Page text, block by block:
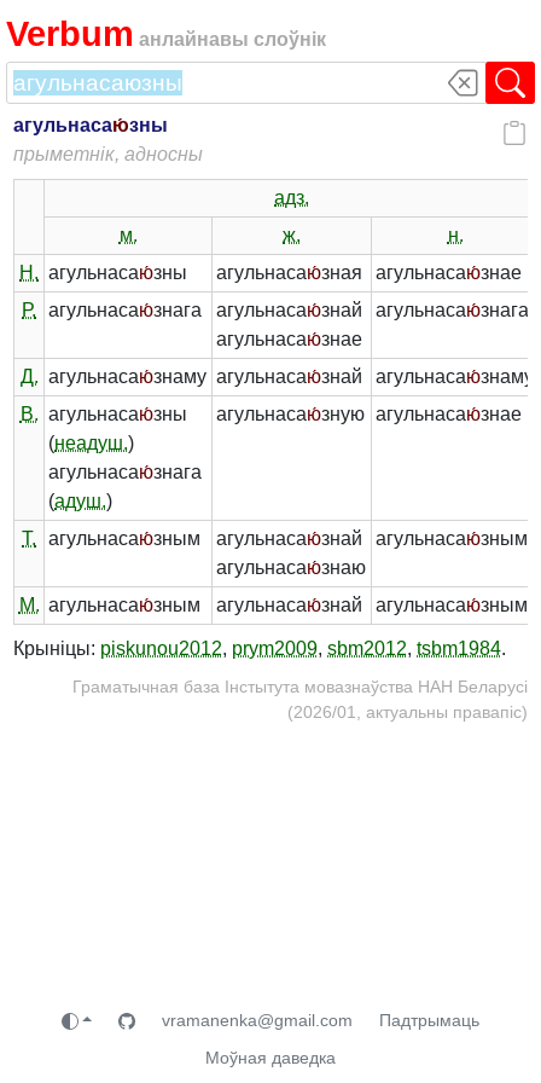
Verbum анлайнавы слоўнік
агульнасаю́зны
прыметнік, адносны
адз.
м.
ж.
н.
Н. агульнасаю́зны агульнасаю́зная агульнасаю́знае
Р.
агульнасаю́знага агульнасаю́знай
агульнасаю́знае
агульнасаю́знага
Д. агульнасаю́знаму агульнасаю́знай агульнасаю́знаму
В. агульнасаю́зны
(неадуш.)
агульнасаю́знага
(адуш.)
агульнасаю́зную агульнасаю́знае
Т. агульнасаю́зным агульнасаю́знай
агульнасаю́знаю
агульнасаю́зным
М. агульнасаю́зным агульнасаю́знай агульнасаю́зным
Крыніцы: piskunou2012, prym2009, sbm2012, tsbm1984.
Граматычная база Інстытута мовазнаўства НАН Беларусі
(2026/01, актуальны правапіс)
vramanenka@gmail.com
Падтрымаць
Моўная даведка